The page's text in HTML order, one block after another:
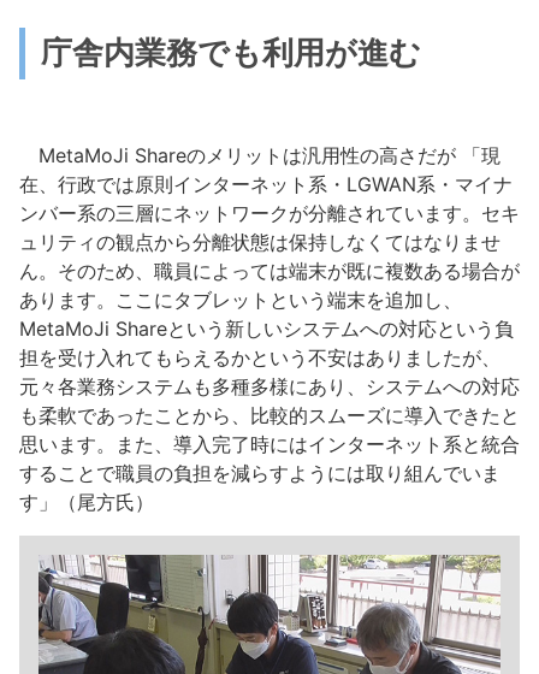
庁舎内業務でも利用が進む
MetaMoJi Shareのメリットは汎用性の高さだが 「現
在、行政では原則インターネット系・LGWAN系・マイナ
ンバー系の三層にネットワークが分離されています。セキ
ュリティの観点から分離状態は保持しなくてはなりませ
ん。そのため、職員によっては端末が既に複数ある場合が
あります。ここにタブレットという端末を追加し、
MetaMoJi Shareという新しいシステムへの対応という負
担を受け入れてもらえるかという不安はありましたが、
元々各業務システムも多種多様にあり、システムへの対応
も柔軟であったことから、比較的スムーズに導入できたと
思います。また、導入完了時にはインターネット系と統合
することで職員の負担を減らすようには取り組んでいま
す」（尾方氏）